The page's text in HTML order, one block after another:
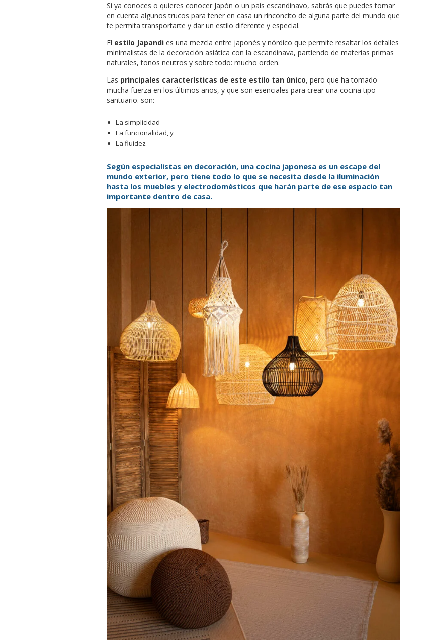
Si ya conoces o quieres conocer Japón o un país escandinavo, sabrás que puedes tomar
en cuenta algunos trucos para tener en casa un rinconcito de alguna parte del mundo que
te permita transportarte y dar un estilo diferente y especial.
El estilo Japandi es una mezcla entre japonés y nórdico que permite resaltar los detalles
minimalistas de la decoración asiática con la escandinava, partiendo de materias primas
naturales, tonos neutros y sobre todo: mucho orden.
Las principales características de este estilo tan único, pero que ha tomado
mucha fuerza en los últimos años, y que son esenciales para crear una cocina tipo
santuario. son:
La simplicidad
La funcionalidad, y
La fluidez
Según especialistas en decoración, una cocina japonesa es un escape del
mundo exterior, pero tiene todo lo que se necesita desde la iluminación
hasta los muebles y electrodomésticos que harán parte de ese espacio tan
importante dentro de casa.